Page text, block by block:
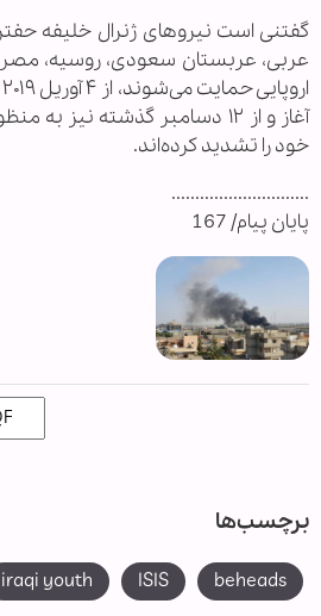
گفتنی است نیروهای ژنرال خلیفه
عربی، عربستان سعودی، روسیه،
آغاز و از ۱۲ دسامبر گذشته
خود را تشدید کرده‌اند.
.............................
پایان پیام/ 167
برچسب‌ها
beheads
ISIS
iraqi youth